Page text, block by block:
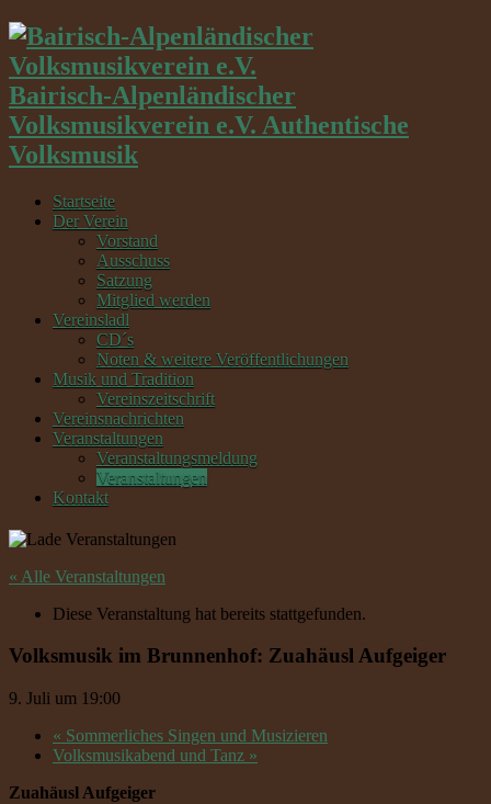
Bairisch-Alpenländischer
Volksmusikverein e.V. Authentische
Volksmusik
Startseite
Der Verein
Vorstand
Ausschuss
Satzung
Mitglied werden
Vereinsladl
CD´s
Noten & weitere Veröffentlichungen
Musik und Tradition
Vereinszeitschrift
Vereinsnachrichten
Veranstaltungen
Veranstaltungsmeldung
Veranstaltungen
Kontakt
« Alle Veranstaltungen
Diese Veranstaltung hat bereits stattgefunden.
Volksmusik im Brunnenhof: Zuahäusl Aufgeiger
9. Juli um 19:00
« Sommerliches Singen und Musizieren
Volksmusikabend und Tanz »
Zuahäusl Aufgeiger